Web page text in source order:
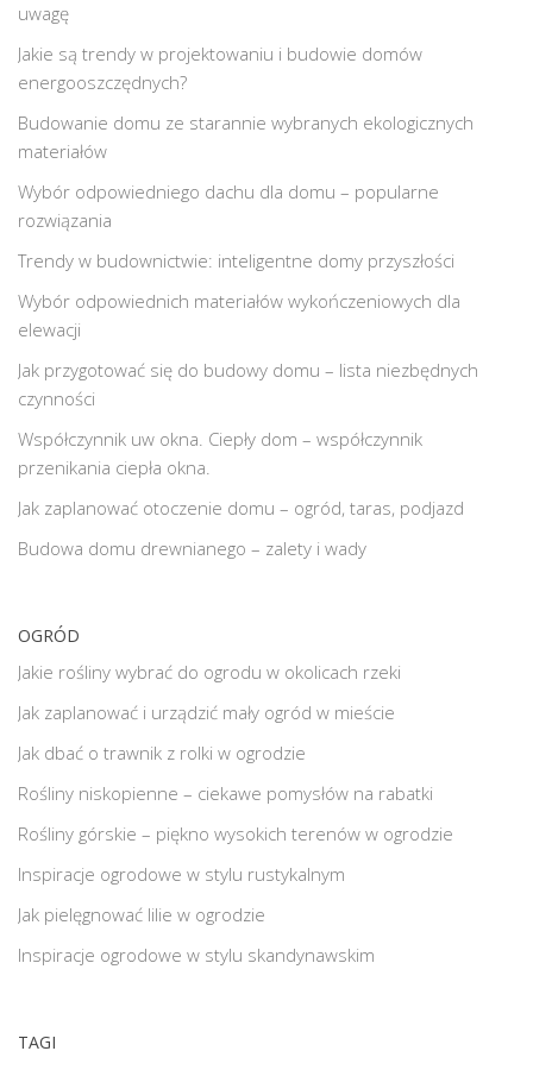
uwagę
Jakie są trendy w projektowaniu i budowie domów
energooszczędnych?
Budowanie domu ze starannie wybranych ekologicznych
materiałów
Wybór odpowiedniego dachu dla domu – popularne
rozwiązania
Trendy w budownictwie: inteligentne domy przyszłości
Wybór odpowiednich materiałów wykończeniowych dla
elewacji
Jak przygotować się do budowy domu – lista niezbędnych
czynności
Współczynnik uw okna. Ciepły dom – współczynnik
przenikania ciepła okna.
Jak zaplanować otoczenie domu – ogród, taras, podjazd
Budowa domu drewnianego – zalety i wady
OGRÓD
Jakie rośliny wybrać do ogrodu w okolicach rzeki
Jak zaplanować i urządzić mały ogród w mieście
Jak dbać o trawnik z rolki w ogrodzie
Rośliny niskopienne – ciekawe pomysłów na rabatki
Rośliny górskie – piękno wysokich terenów w ogrodzie
Inspiracje ogrodowe w stylu rustykalnym
Jak pielęgnować lilie w ogrodzie
Inspiracje ogrodowe w stylu skandynawskim
TAGI